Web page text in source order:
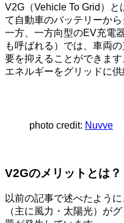
V2G（Vehicle To Grid）
て自動車のバッテリーか
一方、一方向型のEV充電
も呼ばれる）では、車両
要を抑えることができま
エネルギーをグリッドに
photo credit: Nuvve
V2Gのメリットとは？
以前の記事で述べたよう
（主に風力・太陽光）が